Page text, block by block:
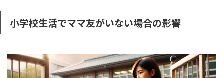
小学校生活でママ友がいない場合の影響